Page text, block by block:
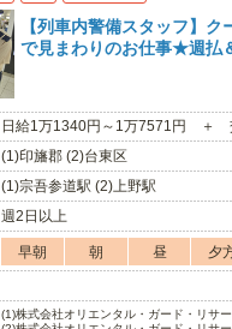
【列車内警備スタッフ】
で見まわりのお仕事★週払
日給1万1340円～1万7571円 ＋
(1)印旛郡 (2)台東区
(1)宗吾参道駅 (2)上野駅
週2日以上
早朝 朝 昼 夕
(1)株式会社オリエンタル・ガード・リサ